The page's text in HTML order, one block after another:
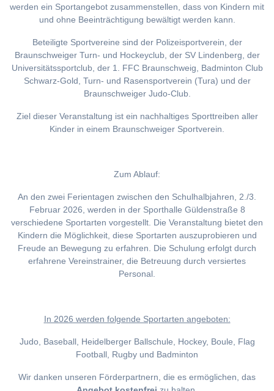
werden ein Sportangebot zusammenstellen, dass von Kindern mit
und ohne Beeinträchtigung bewältigt werden kann.
Beteiligte Sportvereine sind der Polizeisportverein, der
Braunschweiger Turn- und Hockeyclub, der SV Lindenberg, der
Universitätssportclub, der 1. FFC Braunschweig, Badminton Club
Schwarz-Gold, Turn- und Rasensportverein (Tura) und der
Braunschweiger Judo-Club.
Ziel dieser Veranstaltung ist ein nachhaltiges Sporttreiben aller
Kinder in einem Braunschweiger Sportverein.
Zum Ablauf:
An den zwei Ferientagen zwischen den Schulhalbjahren, 2./3.
Februar 2026, werden in der Sporthalle Güldenstraße 8
verschiedene Sportarten vorgestellt. Die Veranstaltung bietet den
Kindern die Möglichkeit, diese Sportarten auszuprobieren und
Freude an Bewegung zu erfahren. Die Schulung erfolgt durch
erfahrene Vereinstrainer, die Betreuung durch versiertes
Personal.
In 2026 werden folgende Sportarten angeboten:
Judo, Baseball, Heidelberger Ballschule, Hockey, Boule, Flag
Football, Rugby und Badminton
Wir danken unseren Förderpartnern, die es ermöglichen, das